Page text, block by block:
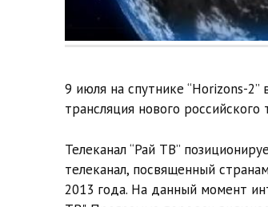
9 июля на спутнике “Horizons-2”
трансляция нового
Телеканал “Рай ТВ”
телеканал, посвященный
2013 года. На данный момент